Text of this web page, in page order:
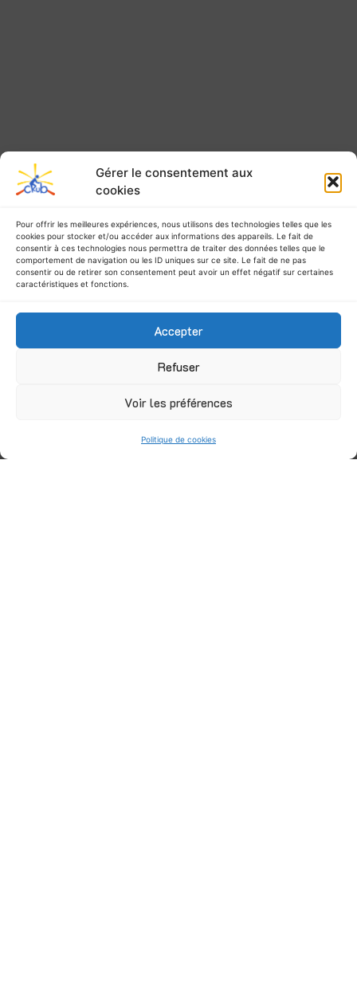
Gérer le consentement aux
cookies
Pour offrir les meilleures expériences, nous utilisons des technologies telles que les
cookies pour stocker et/ou accéder aux informations des appareils. Le fait de
consentir à ces technologies nous permettra de traiter des données telles que le
comportement de navigation ou les ID uniques sur ce site. Le fait de ne pas
consentir ou de retirer son consentement peut avoir un effet négatif sur certaines
caractéristiques et fonctions.
Accepter
Refuser
Voir les préférences
Politique de cookies